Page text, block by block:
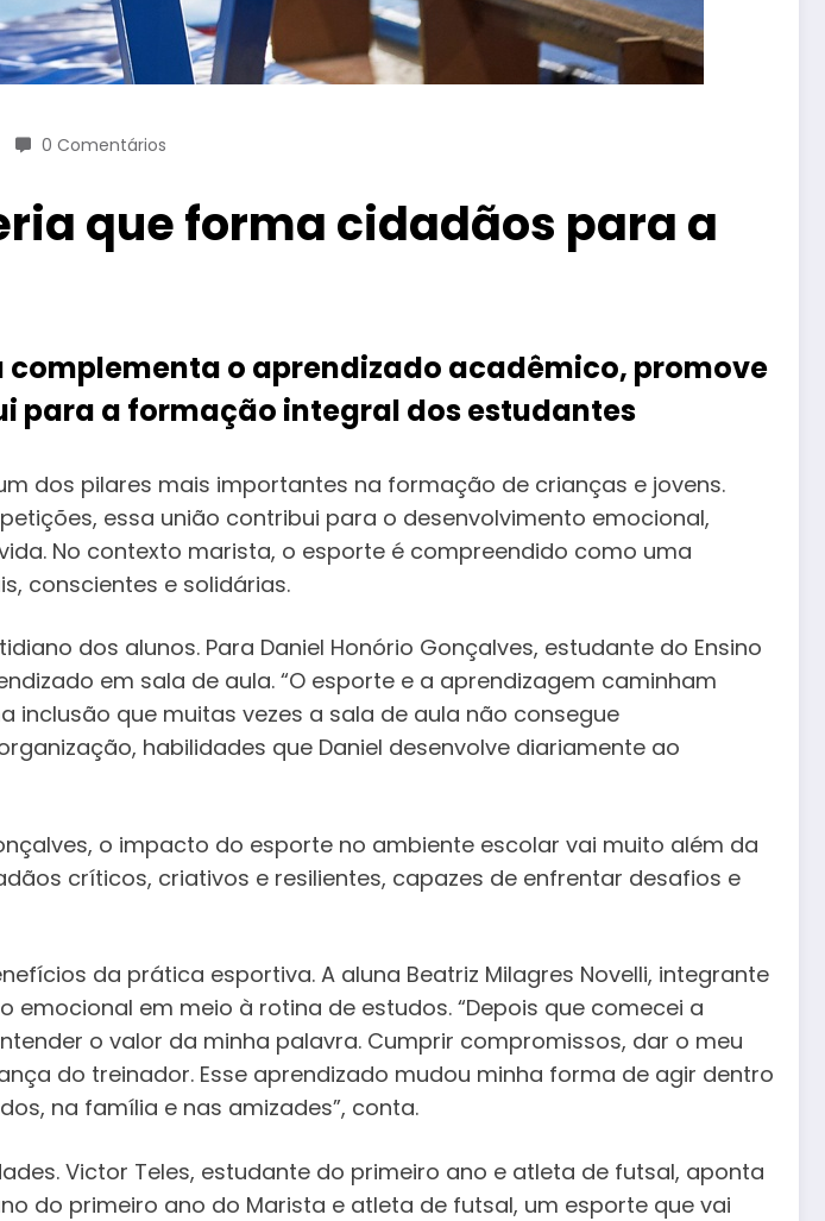
0 Comentários
que forma cidadãos para a
o aprendizado acadêmico, promove
para a formação integral dos estudantes
dos pilares mais importantes na formação de crianças e jovens.
essa união contribui para o desenvolvimento emocional,
No contexto marista, o esporte é compreendido como uma
conscientes e solidárias.
dos alunos. Para Daniel Honório Gonçalves, estudante do Ensino
em sala de aula. “O esporte e a aprendizagem caminham
que muitas vezes a sala de aula não consegue
habilidades que Daniel desenvolve diariamente ao
o impacto do esporte no ambiente escolar vai muito além da
críticos, criativos e resilientes, capazes de enfrentar desafios e
da prática esportiva. A aluna Beatriz Milagres Novelli, integrante
em meio à rotina de estudos. “Depois que comecei a
o valor da minha palavra. Cumprir compromissos, dar o meu
do treinador. Esse aprendizado mudou minha forma de agir dentro
na família e nas amizades”, conta.
Victor Teles, estudante do primeiro ano e atleta de futsal, aponta
do primeiro ano do Marista e atleta de futsal, um esporte que vai